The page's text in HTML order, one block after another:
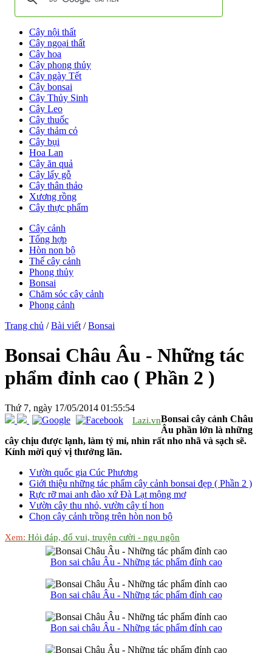
Cây nội thất
Cây ngoại thất
Cây hoa
Cây phong thủy
Cây ngày Tết
Cây bonsai
Cây Thủy Sinh
Cây Leo
Cây thuốc
Cây thảm cỏ
Cây bụi
Hoa Lan
Cây ăn quả
Cây lấy gỗ
Cây thân thảo
Xương rồng
Cây thực phẩm
Cây cảnh
Tổng hợp
Hòn non bộ
Thế cây cảnh
Phong thủy
Bonsai
Chăm sóc cây cảnh
Phong cảnh
Trang chủ /Bài viết /Bonsai
Bonsai Châu Âu - Những tác
phẩm đỉnh cao ( Phần 2 )
Thứ 7, ngày 17/05/2014 01:55:54
Lazi.vnBonsai cây cảnh Châu
Âu phần lớn là những
cây chịu được lạnh, làm tỷ mỉ, nhìn rất nho nhã và sạch sẽ.
Kính mời quý vị thưởng lãn.
Vườn quốc gia Cúc Phương
Giới thiệu những tác phẩm cây cảnh bonsai đẹp ( Phần 2 )
Rực rỡ mai anh đào xứ Đà Lạt mộng mơ
Vườn cây thu nhỏ, vườn cây tí hon
Chọn cây cảnh trồng trên hòn non bộ
Xem: Hỏi đáp, đố vui, truyện cười - ngụ ngôn
Bon sai châu Âu - Những tác phẩm đỉnh cao
Bon sai châu Âu - Những tác phẩm đỉnh cao
Bon sai châu Âu - Những tác phẩm đỉnh cao